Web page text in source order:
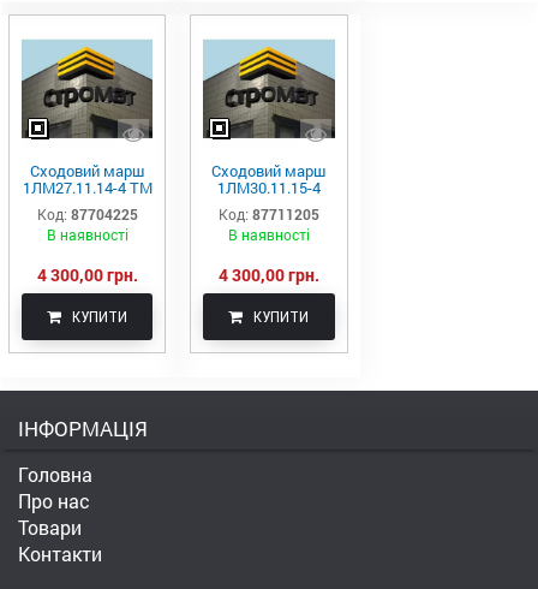
Сходовий марш
1ЛМ27.11.14-4 ТМ
Стромат
Код: 87704225
В наявності
4 300,00 грн.
КУПИТИ
Сходовий марш
1ЛМ30.11.15-4
(Київ)
Код: 87711205
В наявності
4 300,00 грн.
КУПИТИ
ІНФОРМАЦІЯ
Головна
Про нас
Товари
Контакти